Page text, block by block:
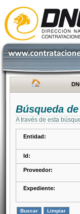
Búsqueda
A través de esta
Entidad:
Id:
Proveedor:
Expediente: